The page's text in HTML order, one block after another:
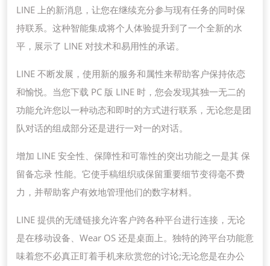
LINE 上的新消息，让您在继续充分参与现有任务的同时保
持联系。这种智能集成将个人体验提升到了一个全新的水
平，展示了 LINE 对技术和易用性的承诺。
LINE 不断发展，使用新的服务和属性来帮助客户保持依恋
和愉悦。当您下载 PC 版 LINE 时，您会发现其独一无二的
功能允许您以一种动态和即时的方式进行联系，无论您是团
队对话的组成部分还是进行一对一的对话。
增加 LINE 安全性、保障性和可靠性的突出功能之一是其 保
留备忘录 性能。它使手稿组织或保留重要细节变得毫不费
力，并帮助客户有效地管理他们的数字材料。
LINE 提供的无缝链接允许客户跨各种平台进行连接，无论
是在移动设备、Wear OS 还是桌面上。独特的跨平台功能意
味着您不必真正盯着手机来欣赏您的讨论;无论您是在办公